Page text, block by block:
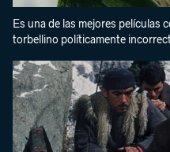
Es una de las mejores películas
torbellino políticamente